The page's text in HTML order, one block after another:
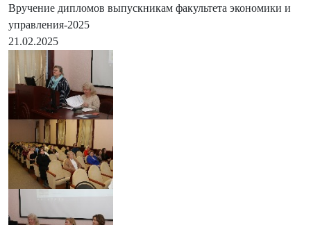
Вручение дипломов выпускникам факультета экономики и
управления-2025
21.02.2025